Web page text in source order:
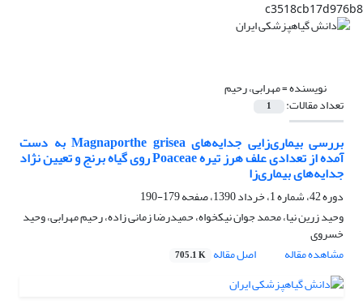
c3518cb17d976b8
نویسنده =مهرابی، رحیم
تعداد مقالات: 1
بررسی بیماری‌زایی جدایه‌های Magnaporthe grisea به دست
آمده از تعدادی علف هرز تیره Poaceae روی گیاه برنج و تعیین نژاد
جدایه‌های بیماری‌زا
دوره 42، شماره 1، خرداد 1390، صفحه
179-190
وحید زرین نیا، محمد جوان نیکخواه، حمیدرضا زمانی زاده، رحیم مهرابی، وحید
خسروی
مشاهده مقاله
اصل مقاله 705.1 K